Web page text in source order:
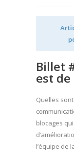
Billet
est de
Quelles
blocages
l’équipe de